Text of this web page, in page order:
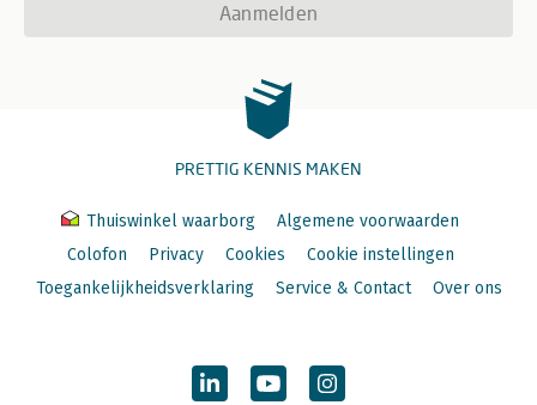
Aanmelden
PRETTIG KENNIS MAKEN
Thuiswinkel waarborg
Algemene voorwaarden
Colofon
Privacy Cookies
Cookie instellingen
Toegankelijkheidsverklaring
Service & Contact Over ons